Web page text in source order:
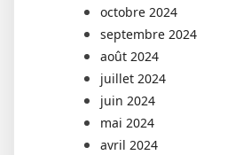
octobre 2024
septembre 2024
août 2024
juillet 2024
juin 2024
mai 2024
avril 2024